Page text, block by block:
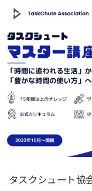
タスクシュート協